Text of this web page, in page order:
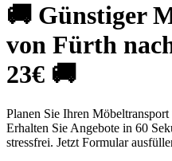
🚚 Günstiger
von Fürth
23€ 🚚
Planen Sie Ihren
Erhalten Sie Angebote in 60
stressfrei. Jetzt Formular